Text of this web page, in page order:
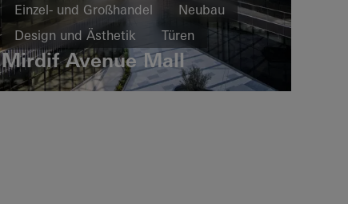
Einzel- und Großhandel
Neubau
Design und Ästhetik
Türen
Fassaden
Vereinigte Arabische Emirate
Mirdif Avenue Mall